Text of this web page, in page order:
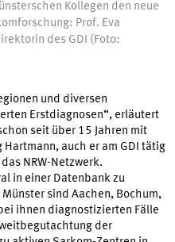
Kollegen den neue
Prof. Eva
des GDI (Foto:
und diversen
Erstdiagnosen“, erläutert
seit über 15 Jahren mit
auch er am GDI tätig
NRW-Netzwerk.
in einer Datenbank zu
sind Aachen, Bochum,
ihnen diagnostizierten Fälle
der